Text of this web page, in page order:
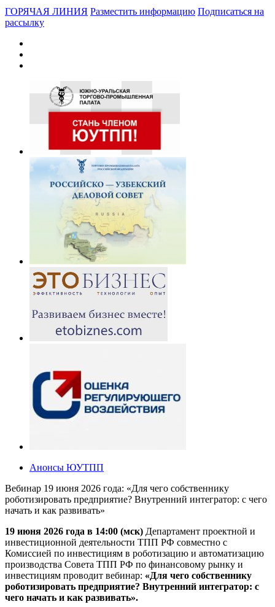
ГОРЯЧАЯ ЛИНИЯ Разместить информацию Подписаться на
рассылку
Анонсы ЮУТПП
Вебинар 19 июня 2026 года: «Для чего собственнику
роботизировать предприятие? Внутренний интегратор: с чего
начать и как развивать»
19 июня 2026 года в 14:00 (мск) Департамент проектной и
инвестиционной деятельности ТПП РФ совместно с
Комиссией по инвестициям в роботизацию и автоматизацию
производства Совета ТПП РФ по финансовому рынку и
инвестициям проводит вебинар: «Для чего собственнику
роботизировать предприятие? Внутренний интегратор: с
чего начать и как развивать».